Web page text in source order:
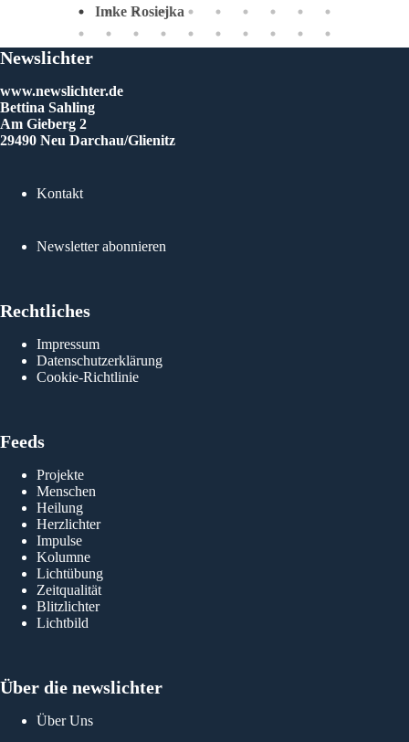
Imke Rosiejka
Newslichter
www.newslichter.de
Bettina Sahling
Am Gieberg 2
29490 Neu Darchau/Glienitz
Kontakt
Newsletter abonnieren
Rechtliches
Impressum
Datenschutzerklärung
Cookie-Richtlinie
Feeds
Projekte
Menschen
Heilung
Herzlichter
Impulse
Kolumne
Lichtübung
Zeitqualität
Blitzlichter
Lichtbild
Über die newslichter
Über Uns